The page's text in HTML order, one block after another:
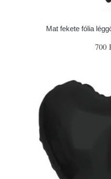
Mat fekete fólia
700